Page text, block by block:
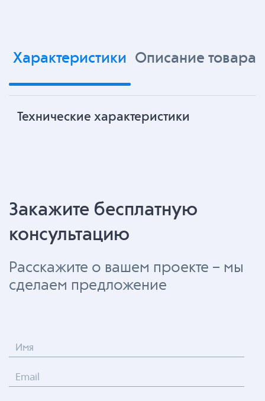
Характеристики Описание товара
Технические характеристики
Закажите бесплатную
консультацию
Расскажите о вашем проекте – мы
сделаем предложение
Имя
Email